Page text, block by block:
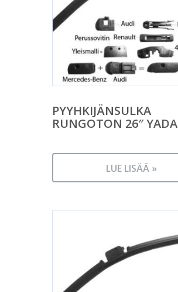
PYYHKIJÄNSULKA
RUNGOTON 26″ YADA
LUE LISÄÄ »